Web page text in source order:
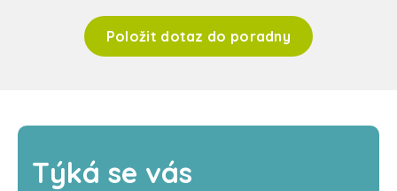
Položit dotaz do poradny
Týká se vás